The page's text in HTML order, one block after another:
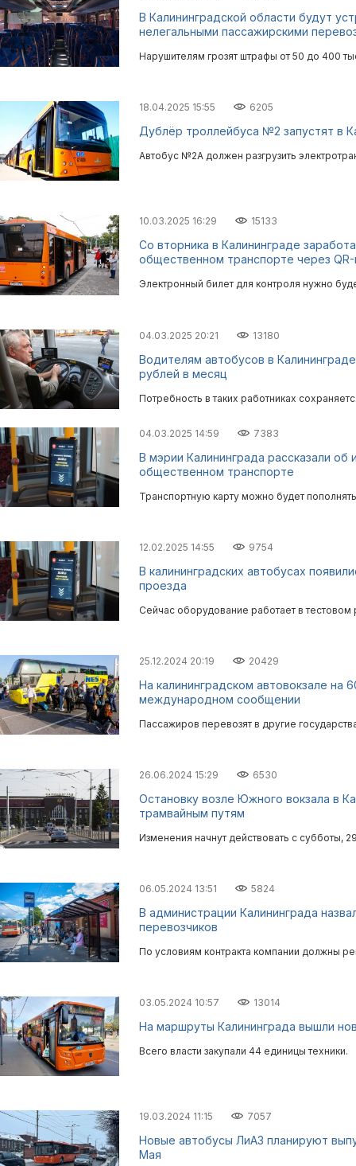
В Калининградской области будут
нелегальными пассажирскими
Нарушителям грозят штрафы от 50 до 400
18.04.2025 15:55 6205
Дублёр троллейбуса №2 запустят в
Автобус №2А должен разгрузить
10.03.2025 16:29 15133
Со вторника в Калининграде
общественном транспорте через
Электронный билет для контроля нужно
04.03.2025 20:21 13180
Водителям автобусов в
рублей в месяц
Потребность в таких работниках
04.03.2025 14:59 7383
В мэрии Калининграда рассказали
общественном транспорте
Транспортную карту можно будет
12.02.2025 14:55 9754
В калининградских автобусах
проезда
Сейчас оборудование работает в
25.12.2024 20:19 20429
На калининградском автовокзале на
международном сообщении
Пассажиров перевозят в другие
26.06.2024 15:29 6530
Остановку возле Южного вокзала в
трамвайным путям
Изменения начнут действовать с субботы,
06.05.2024 13:51 5824
В администрации Калининграда
перевозчиков
По условиям контракта компании должны
03.05.2024 10:57 13014
На маршруты Калининграда вышли
Всего власти закупали 44 единицы техники.
19.03.2024 11:15 7057
Новые автобусы ЛиАЗ планируют
Мая